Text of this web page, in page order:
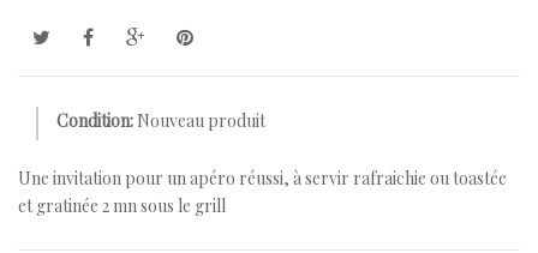
Condition: Nouveau produit
Une invitation pour un apéro réussi, à servir rafraichie ou toastée
et gratinée 2 mn sous le grill